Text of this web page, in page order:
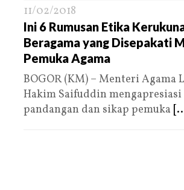
11/02/2018
Ini 6 Rumusan Etika
Beragama yang Disepakati
Pemuka Agama
BOGOR (KM) – Menteri Agama
Hakim Saifuddin mengapresiasi
pandangan dan sikap pemuka